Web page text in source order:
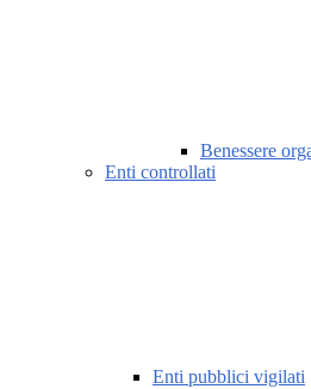
Benessere
Enti controllati
Enti pubblici vigilati